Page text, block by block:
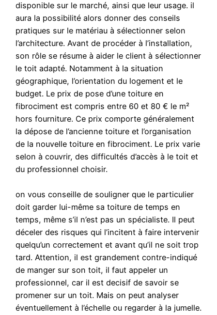
disponible sur le marché, ainsi que leur usage. il
aura la possibilité alors donner des conseils
pratiques sur le matériau à sélectionner selon
l’architecture. Avant de procéder à l’installation,
son rôle se résume à aider le client à sélectionner
le toit adapté. Notamment à la situation
géographique, l’orientation du logement et le
budget. Le prix de pose d’une toiture en
fibrociment est compris entre 60 et 80 € le m²
hors fourniture. Ce prix comporte généralement
la dépose de l’ancienne toiture et l’organisation
de la nouvelle toiture en fibrociment. Le prix varie
selon à couvrir, des difficultés d’accès à le toit et
du professionnel choisir.
on vous conseille de souligner que le particulier
doit garder lui-même sa toiture de temps en
temps, même s’il n’est pas un spécialiste. Il peut
déceler des risques qui l’incitent à faire intervenir
quelqu’un correctement et avant qu’il ne soit trop
tard. Attention, il est grandement contre-indiqué
de manger sur son toit, il faut appeler un
professionnel, car il est decisif de savoir se
promener sur un toit. Mais on peut analyser
éventuellement à l’échelle ou regarder à la jumelle.